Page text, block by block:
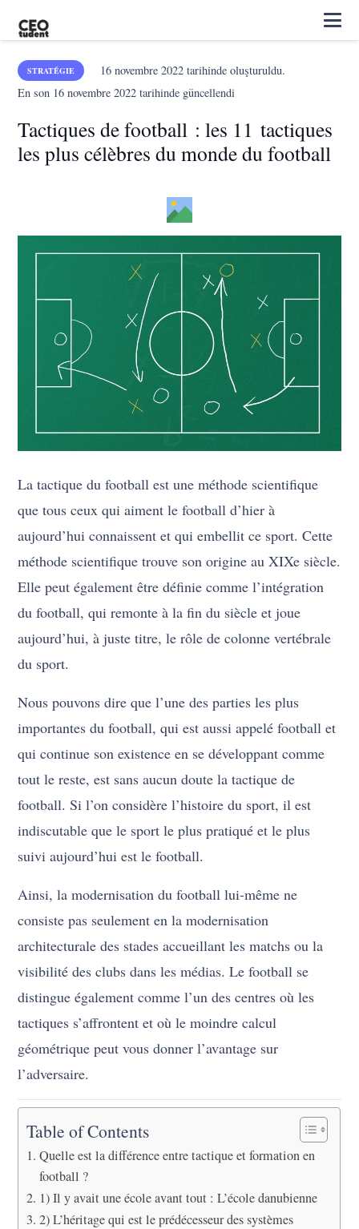
STRATÉGIE 16 novembre 2022tarihinde oluşturuldu.
En son 16 novembre 2022 tarihinde güncellendi
Tactiques de football : les 11 tactiques
les plus célèbres du monde du football
La tactique du football est une méthode scientifique
que tous ceux qui aiment le football d’hier à
aujourd’hui connaissent et qui embellit ce sport. Cette
méthode scientifique trouve son origine au XIXe siècle.
Elle peut également être définie comme l’intégration
du football, qui remonte à la fin du siècle et joue
aujourd’hui, à juste titre, le rôle de colonne vertébrale
du sport.
Nous pouvons dire que l’une des parties les plus
importantes du football, qui est aussi appelé football et
qui continue son existence en se développant comme
tout le reste, est sans aucun doute la tactique de
football. Si l’on considère l’histoire du sport, il est
indiscutable que le sport le plus pratiqué et le plus
suivi aujourd’hui est le football.
Ainsi, la modernisation du football lui-même ne
consiste pas seulement en la modernisation
architecturale des stades accueillant les matchs ou la
visibilité des clubs dans les médias. Le football se
distingue également comme l’un des centres où les
tactiques s’affrontent et où le moindre calcul
géométrique peut vous donner l’avantage sur
l’adversaire.
Table of Contents
Quelle est la différence entre tactique et formation en
football ?
1) Il y avait une école avant tout : L’école danubienne
2) L’héritage qui est le prédécesseur des systèmes